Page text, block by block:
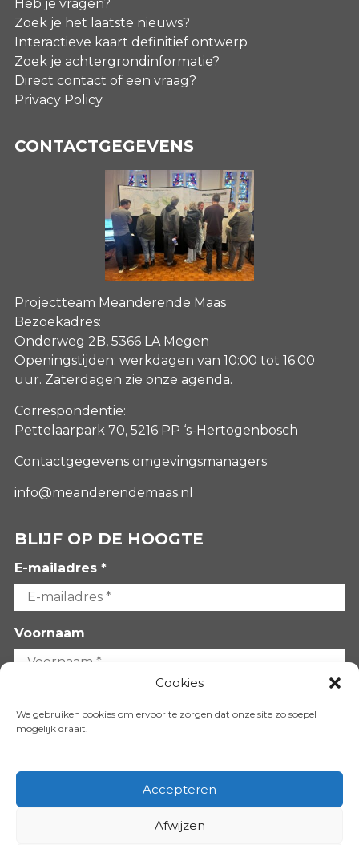
Cookies
We gebruiken cookies om ervoor te zorgen dat onze site zo soepel
mogelijk draait.
Accepteren
Afwijzen
Heb je vragen?
Zoek je het laatste nieuws?
Interactieve kaart definitief ontwerp
Zoek je achtergrondinformatie?
Direct contact of een vraag?
Privacy Policy
CONTACTGEGEVENS
Projectteam Meanderende Maas
Bezoekadres:
Onderweg 2B, 5366 LA Megen
Openingstijden: werkdagen van 10:00 tot 16:00
uur. Zaterdagen zie onze agenda.
Correspondentie:
Pettelaarpark 70, 5216 PP ‘s-Hertogenbosch
Contactgegevens omgevingsmanagers
info@meanderendemaas.nl
BLIJF OP DE HOOGTE
E-mailadres *
Voornaam
VOLG ONS OP: